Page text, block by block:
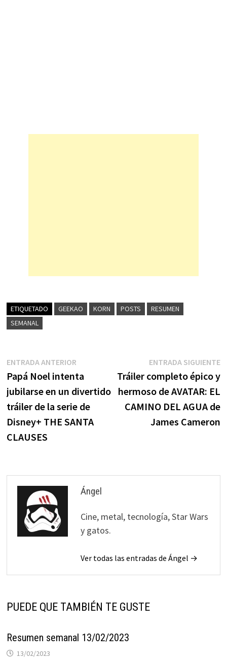
ETIQUETADO GEEKAO KORN POSTS
RESUMEN
SEMANAL
Navegación
de
entradas
ENTRADA ANTERIOREntrada
anterior:
Papá Noel intenta
jubilarse en un divertido
tráiler de la serie de
Disney+ THE SANTA
CLAUSES
ENTRADA SIGUIENTE
Tráiler completo épico y
hermoso de AVATAR: EL
CAMINO DEL AGUA de
James Cameron
Ángel
Cine, metal, tecnología, Star Wars
y gatos.
Ver todas las entradas de Ángel →
PUEDE QUE TAMBIÉN TE GUSTE
Resumen semanal 13/02/2023
13/02/2023